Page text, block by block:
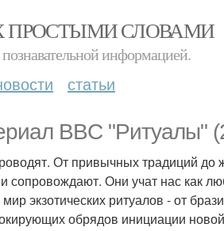
ПРОСТЫМИ СЛОВАМИ
информацией.
статьи
BBC "Ритуалы"
От привычных традиций до
Они учат нас как
экзотических ритуалов - от
обрядов инициации